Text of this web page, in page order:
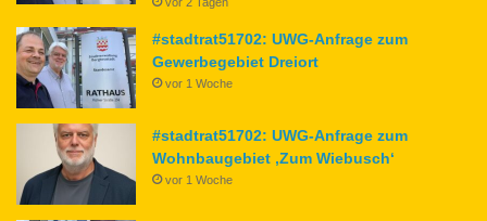
#stadtrat51702: UWG-Anfrage zum
Gewerbegebiet Dreiort
vor 1 Woche
#stadtrat51702: UWG-Anfrage zum
Wohnbaugebiet ‚Zum Wiebusch‘
vor 1 Woche